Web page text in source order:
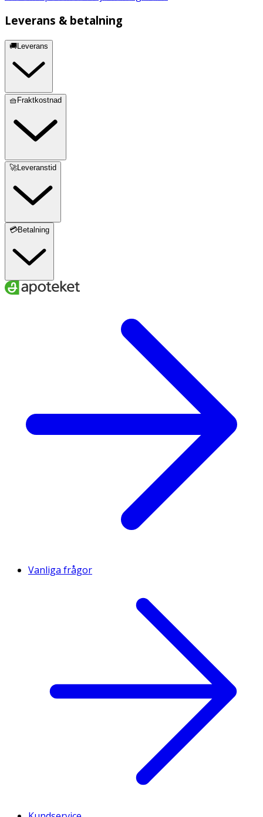
Leverans & betalning
🚚Leverans
🧺Fraktkostnad
🚀Leveranstid
💳Betalning
Vanliga frågor